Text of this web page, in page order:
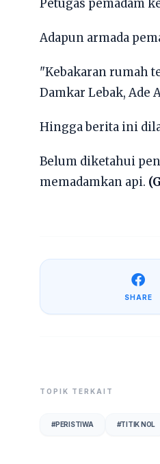
Petugas pemadam
Adapun armada
"Kebakaran rumah
Damkar Lebak,
Hingga berita ini
Belum diketahui
memadamkan api.
SHARE
TOPIK TERKAIT
#PERISTIWA #TITIK NOL